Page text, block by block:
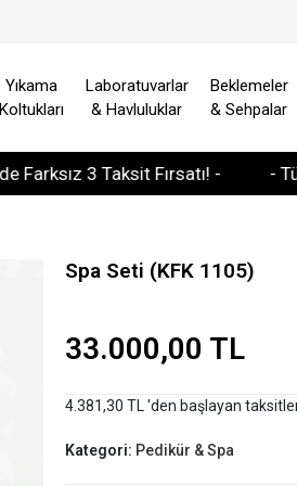
3 Taksit Fırsatı! - - Tüm
Yıkama
Koltukları
Laboratuvarlar
& Havluluklar
Beklemeler
& Sehpalar
Spa Seti (KFK 1105)
33.000,00 TL
4.381,30 TL 'den başlayan
Kategori: Pedikür & Spa